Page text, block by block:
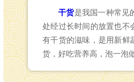
干货是我国一种常见
处经过长时间的放置也不
有干货的滋味，是用新鲜
货，好吃营养高，泡一泡